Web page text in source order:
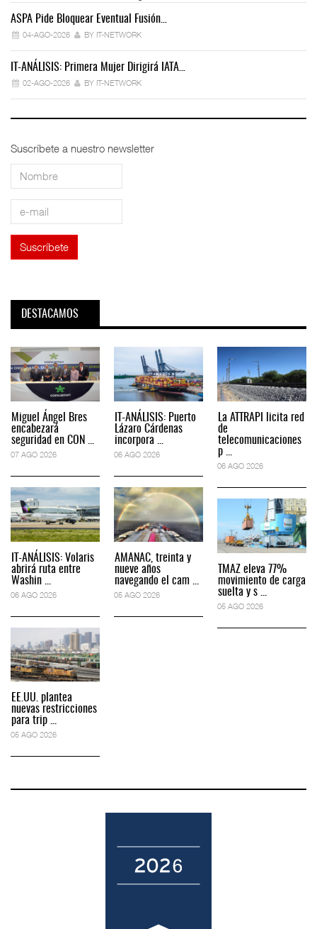
ASPA Pide Bloquear Eventual Fusión…
04-AGO-2026 BY IT-NETWORK
IT-ANÁLISIS: Primera Mujer Dirigirá IATA…
02-AGO-2026 BY IT-NETWORK
Suscríbete a nuestro newsletter
DESTACAMOS
Miguel Ángel Bres
encabezará
seguridad en CON ...
07 AGO 2026
IT-ANÁLISIS: Volaris
abrirá ruta entre
Washin ...
06 AGO 2026
EE.UU. plantea
nuevas restricciones
para trip ...
05 AGO 2026
IT-ANÁLISIS: Puerto
Lázaro Cárdenas
incorpora ...
06 AGO 2026
AMANAC, treinta y
nueve años
navegando el cam ...
05 AGO 2026
La ATTRAPI licita red
de
telecomunicaciones
p ...
06 AGO 2026
TMAZ eleva 77%
movimiento de carga
suelta y s ...
05 AGO 2026